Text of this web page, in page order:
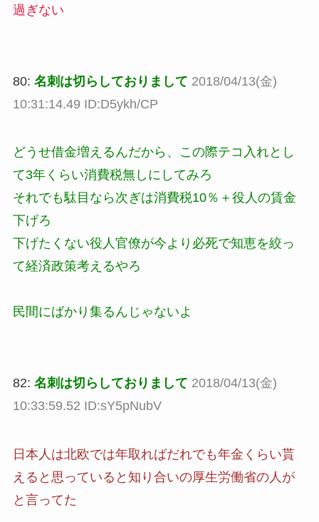
過ぎない
80: 名刺は切らしておりまして 2018/04/13(金)
10:31:14.49 ID:D5ykh/CP
どうせ借金増えるんだから、この際テコ入れとし
て3年くらい消費税無しにしてみろ
それでも駄目なら次ぎは消費税10％＋役人の賃金
下げろ
下げたくない役人官僚が今より必死で知恵を絞っ
て経済政策考えるやろ
民間にばかり集るんじゃないよ
82: 名刺は切らしておりまして 2018/04/13(金)
10:33:59.52 ID:sY5pNubV
日本人は北欧では年取ればだれでも年金くらい貰
えると思っていると知り合いの厚生労働省の人が
と言ってた